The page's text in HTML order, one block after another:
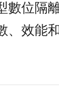
數位隔
、效能